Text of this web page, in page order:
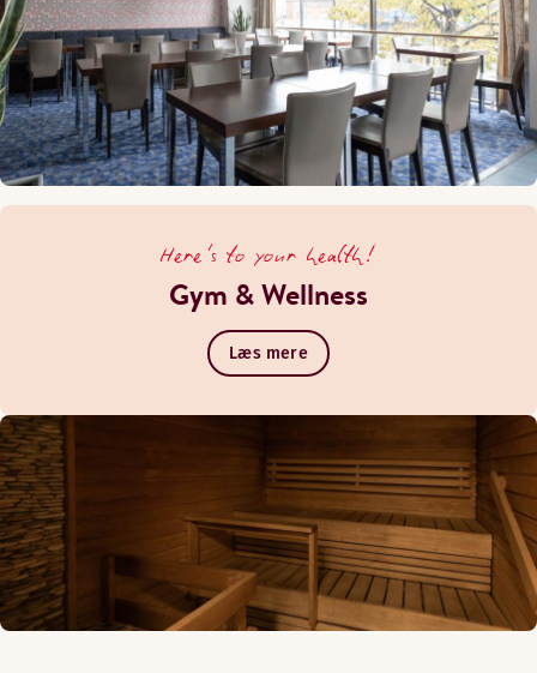
Here's to your health!
Gym & Wellness
Læs mere